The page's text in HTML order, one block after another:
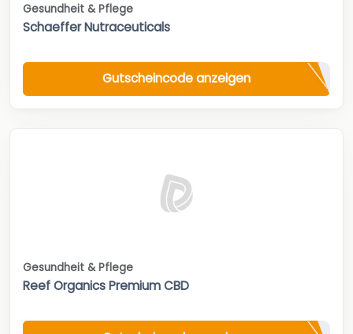
Gesundheit & Pflege
Schaeffer Nutraceuticals
Gutscheincode anzeigen
Gesundheit & Pflege
Reef Organics Premium CBD